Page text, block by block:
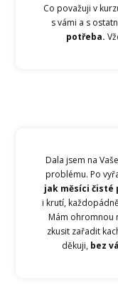
Co považuji v
s vámi a s
potřeba.
Dala jsem na
problému. Po
jak měsíci čisté
i krutí,
Mám ohromnou
zkusit zařadit
děkuji, bez